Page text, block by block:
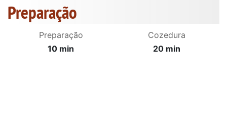
Preparação
Preparação
10 min
Cozedura
20 min